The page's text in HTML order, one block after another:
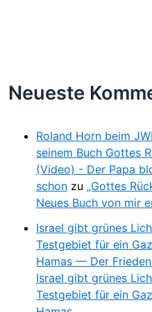
Neueste
Roland Horn beim
seinem Buch Gottes
(Video) - Der Papa
schon zu „Gottes
Neues Buch von mir
Israel gibt grünes
Testgebiet für ein
Hamas — Der
Israel gibt grünes
Testgebiet für ein